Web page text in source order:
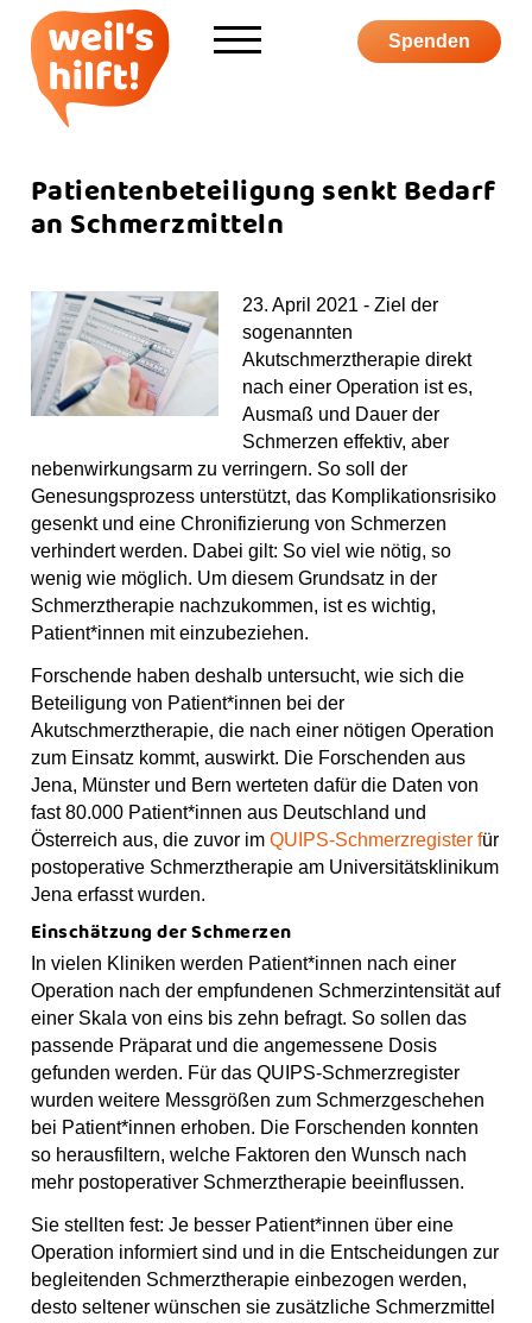
Spenden
Informieren
Kampagne
S
u
h
e
F
a
e
b
o
o
k
t
a
g
r
a
m
Y
o
u
T
u
b
e
P
o
d
c
a
s
t
S
h
o
p
Patientenbeteiligung senkt Bedarf
an Schmerzmitteln
23. April 2021 - Ziel der
sogenannten
Akutschmerztherapie direkt
nach einer Operation ist es,
Ausmaß und Dauer der
Schmerzen effektiv, aber
nebenwirkungsarm zu verringern. So soll der
Genesungsprozess unterstützt, das Komplikationsrisiko
gesenkt und eine Chronifizierung von Schmerzen
verhindert werden. Dabei gilt: So viel wie nötig, so
wenig wie möglich. Um diesem Grundsatz in der
Schmerztherapie nachzukommen, ist es wichtig,
Patient*innen mit einzubeziehen.
Forschende haben deshalb untersucht, wie sich die
Beteiligung von Patient*innen bei der
Akutschmerztherapie, die nach einer nötigen Operation
zum Einsatz kommt, auswirkt. Die Forschenden aus
Jena, Münster und Bern werteten dafür die Daten von
fast 80.000 Patient*innen aus Deutschland und
Österreich aus, die zuvor im QUIPS-Schmerzregister für
postoperative Schmerztherapie am Universitätsklinikum
Jena erfasst wurden.
Einschätzung der Schmerzen
In vielen Kliniken werden Patient*innen nach einer
Operation nach der empfundenen Schmerzintensität auf
einer Skala von eins bis zehn befragt. So sollen das
passende Präparat und die angemessene Dosis
gefunden werden. Für das QUIPS-Schmerzregister
wurden weitere Messgrößen zum Schmerzgeschehen
bei Patient*innen erhoben. Die Forschenden konnten
so herausfiltern, welche Faktoren den Wunsch nach
mehr postoperativer Schmerztherapie beeinflussen.
Sie stellten fest: Je besser Patient*innen über eine
Operation informiert sind und in die Entscheidungen zur
begleitenden Schmerztherapie einbezogen werden,
desto seltener wünschen sie zusätzliche Schmerzmittel